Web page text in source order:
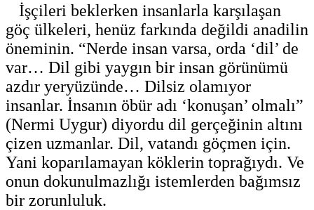
İşçileri beklerken insanlarla karşılaşan
göç ülkeleri, henüz farkında değildi anadilin
öneminin. “Nerde insan varsa, orda ‘dil’ de
var… Dil gibi yaygın bir insan görünümü
azdır yeryüzünde… Dilsiz olamıyor
insanlar. İnsanın öbür adı ‘konuşan’ olmalı”
(Nermi Uygur) diyordu dil gerçeğinin altını
çizen uzmanlar. Dil, vatandı göçmen için.
Yani koparılamayan köklerin toprağıydı. Ve
onun dokunulmazlığı istemlerden bağımsız
bir zorunluluk.